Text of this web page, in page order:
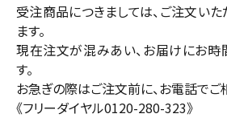
受注商品につきましては、ご注文い
ます。
現在注文が混みあい、お届けにお時
す。
お急ぎの際はご注文前に、お電話でご
《フリーダイヤル0120-280-323》